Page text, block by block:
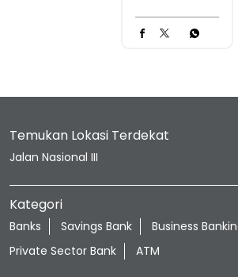
Temukan Lokasi Terdekat
Jalan Nasional III
Kategori
Banks Savings Bank
Business
Private Sector Bank
ATM